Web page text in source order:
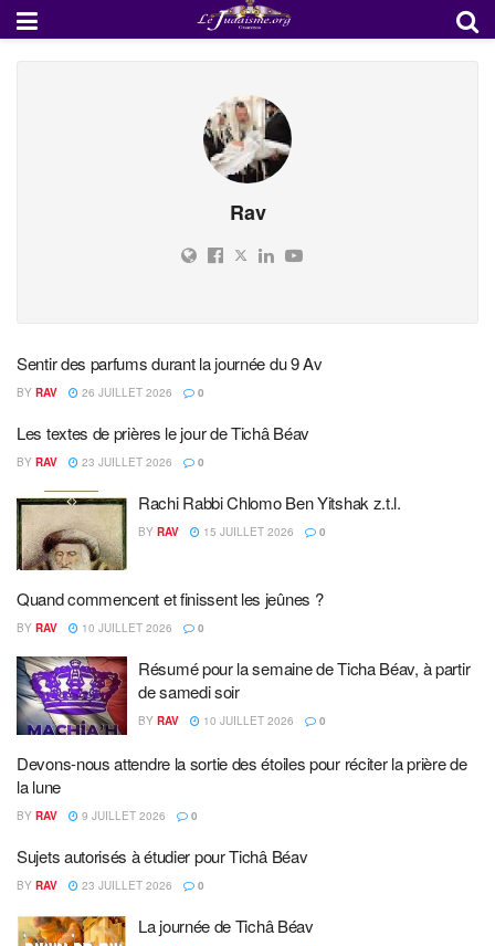
Rav
Sentir des parfums durant la journée du 9 Av
BY RAV 26 JUILLET 2026 0
Les textes de prières le jour de Tichâ Béav
BY RAV 23 JUILLET 2026 0
Rachi Rabbi Chlomo Ben Yitshak z.t.l.
BY RAV 15 JUILLET 2026 0
Quand commencent et finissent les jeûnes ?
BY RAV 10 JUILLET 2026 0
Résumé pour la semaine de Ticha Béav, à partir
de samedi soir
BY RAV 10 JUILLET 2026 0
Devons-nous attendre la sortie des étoiles pour réciter la prière de
la lune
BY RAV 9 JUILLET 2026 0
Sujets autorisés à étudier pour Tichâ Béav
BY RAV 23 JUILLET 2026 0
La journée de Tichâ Béav